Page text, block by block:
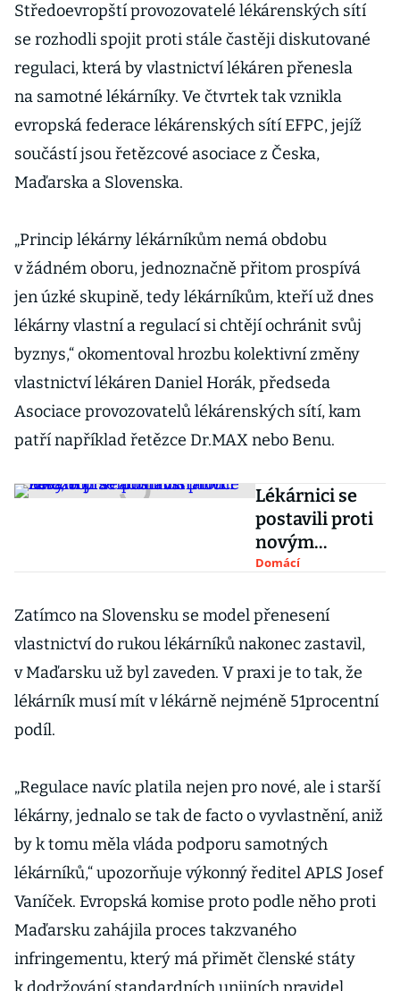
Středoevropští provozovatelé lékárenských sítí
se rozhodli spojit proti stále častěji diskutované
regulaci, která by vlastnictví lékáren přenesla
na samotné lékárníky. Ve čtvrtek tak vznikla
evropská federace lékárenských sítí EFPC, jejíž
součástí jsou řetězcové asociace z Česka,
Maďarska a Slovenska.
„Princip lékárny lékárníkům nemá obdobu
v žádném oboru, jednoznačně přitom prospívá
jen úzké skupině, tedy lékárníkům, kteří už dnes
lékárny vlastní a regulací si chtějí ochránit svůj
byznys,“ okomentoval hrozbu kolektivní změny
vlastnictví lékáren Daniel Horák, předseda
Asociace provozovatelů lékárenských sítí, kam
patří například řetězce Dr.MAX nebo Benu.
Lékárnici se
postavili proti
novým
pravidlům
léků, bojí se
administrativn
Domácí
Zatímco na Slovensku se model přenesení
vlastnictví do rukou lékárníků nakonec zastavil,
v Maďarsku už byl zaveden. V praxi je to tak, že
lékárník musí mít v lékárně nejméně 51procentní
podíl.
„Regulace navíc platila nejen pro nové, ale i starší
lékárny, jednalo se tak de facto o vyvlastnění, aniž
by k tomu měla vláda podporu samotných
lékárníků,“ upozorňuje výkonný ředitel APLS Josef
Vaníček. Evropská komise proto podle něho proti
Maďarsku zahájila proces takzvaného
infringementu, který má přimět členské státy